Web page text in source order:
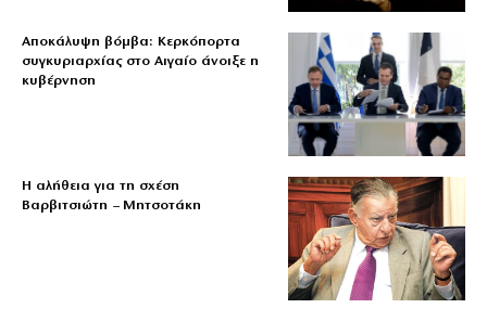
Αποκάλυψη βόμβα: Κερκόπορτα
συγκυριαρχίας στο Αιγαίο άνοιξε η
κυβέρνηση
Η αλήθεια για τη σχέση
Βαρβιτσιώτη – Μητσοτάκη